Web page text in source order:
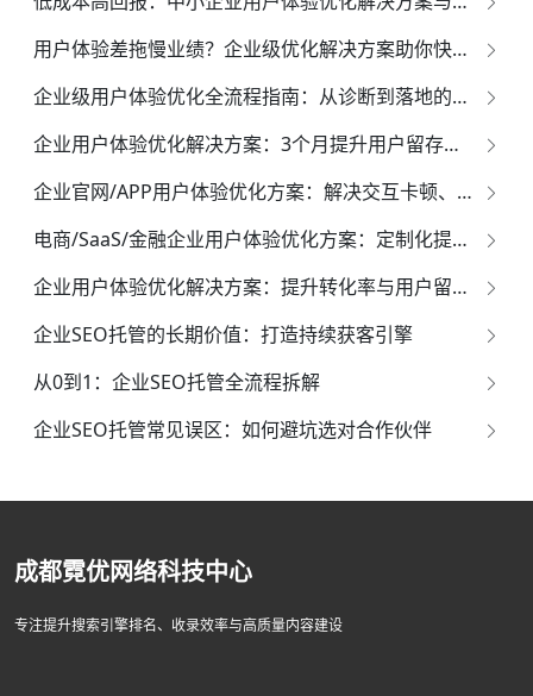
用户体验差拖慢业绩？企业级优化解决方案助你快速提升用户满意度
企业级用户体验优化全流程指南：从诊断到落地的高效解决方案
企业用户体验优化解决方案：3个月提升用户留存率的落地步骤与实战案例
企业官网/APP用户体验优化方案：解决交互卡顿、流失率高的实用技巧
电商/SaaS/金融企业用户体验优化方案：定制化提升用户粘性的实战方法
企业用户体验优化解决方案：提升转化率与用户留存的核心策略
企业SEO托管的长期价值：打造持续获客引擎
从0到1：企业SEO托管全流程拆解
企业SEO托管常见误区：如何避坑选对合作伙伴
成都霓优网络科技中心
专注提升搜索引擎排名、收录效率与高质量内容建设